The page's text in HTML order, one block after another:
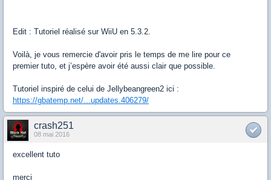
Edit : Tutoriel réalisé sur WiiU en 5.3.2.
Voilà, je vous remercie d'avoir pris le temps de me lire pour ce
premier tuto, et j’espère avoir été aussi clair que possible.
Tutoriel inspiré de celui de Jellybeangreen2 ici :
https://gbatemp.net/...updates.406279/
crash251
08 mai 2016
excellent tuto
merci